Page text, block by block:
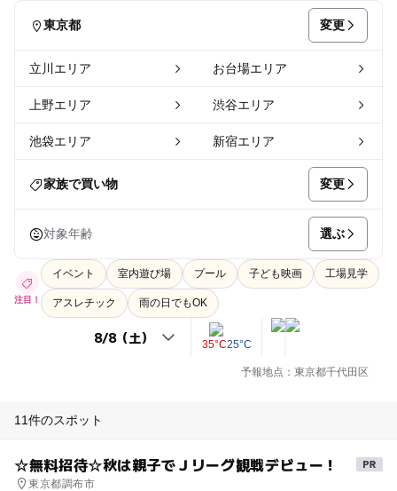
東京都 変更
立川エリア お台場エリア
上野エリア 渋谷エリア
池袋エリア 新宿エリア
家族で買い物 変更
対象年齢 選ぶ
注目！
イベント 室内遊び場 プール 子ども映画 工場見学
アスレチック 雨の日でもOK
35°C25°C
予報地点：東京都千代田区
11件のスポット
☆無料招待☆秋は親子でＪリーグ観戦デビュー！
東京都調布市